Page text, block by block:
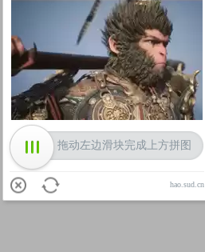
加载中
拖动左边滑块完成上方拼图
hao.sud.cn